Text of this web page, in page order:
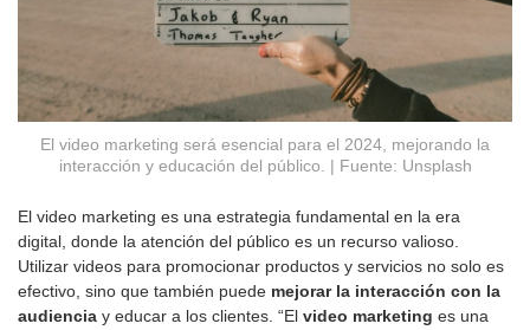
El video marketing será esencial para el 2024, mejorando la
interacción y educación del público. | Fuente: Unsplash
El video marketing es una estrategia fundamental en la era
digital, donde la atención del público es un recurso valioso.
Utilizar videos para promocionar productos y servicios no solo es
efectivo, sino que también puede mejorar la interacción con la
audiencia y educar a los clientes. “El video marketing es una